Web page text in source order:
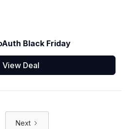
Black Friday
View Deal
Next